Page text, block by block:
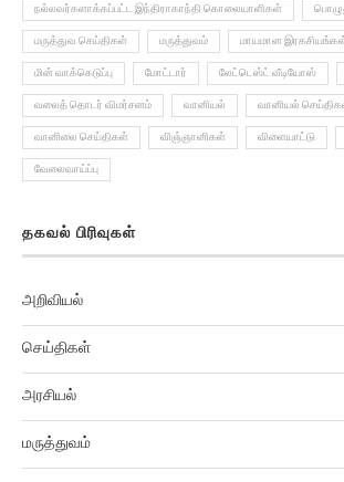
மருத்துவ செய்திகள் மருத்துவம் மாயமான
மின் வாக்கெடுப்பு மோட்டார் லேட்டெஸ்ட் வீடியோஸ்
வலைத் தொடர் விமர்சனம் வானியல் வானியல்
வானிலை செய்திகள் விஞ்ஞானிகள் விளையாட்டு
வேலைவாய்ப்பு
செய்திகள்
அரசியல்
மருத்துவம்
வரலாறு